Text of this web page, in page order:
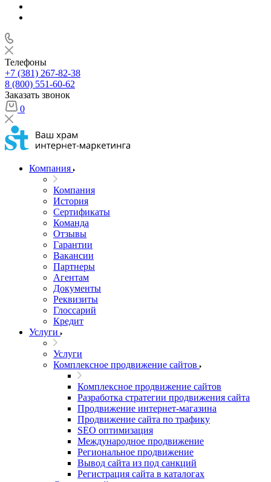
Телефоны
+7 (381) 267-82-38
8 (800) 551-60-62
Заказать звонок
0
Компания
Компания
История
Сертификаты
Команда
Отзывы
Гарантии
Вакансии
Партнеры
Агентам
Документы
Реквизиты
Глоссарий
Кредит
Услуги
Услуги
Комплексное продвижение сайтов
Комплексное продвижение сайтов
Разработка стратегии продвижения сайта
Продвижение интернет-магазина
Продвижение сайта по трафику
SEO оптимизация
Международное продвижение
Региональное продвижение
Вывод сайта из под санкций
Регистрация сайта в каталогах